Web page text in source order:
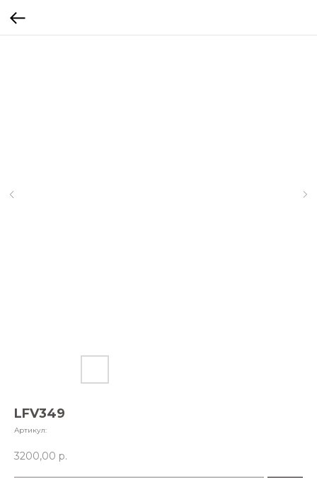
LFV349
Артикул:
3200,00 р.